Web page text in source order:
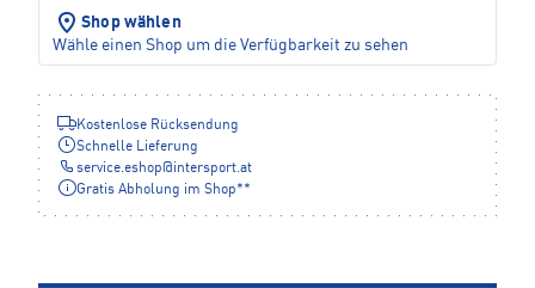
Shop wählen
Wähle einen Shop um die Verfügbarkeit zu sehen
Kostenlose Rücksendung
Schnelle Lieferung
service.eshop@ intersport.at
Gratis Abholung im Shop**